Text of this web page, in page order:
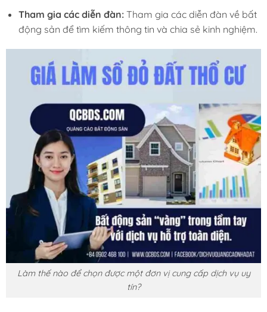
Tham gia các diễn đàn:Tham gia các diễn đàn về bất
động sản để tìm kiếm thông tin và chia sẻ kinh nghiệm.
Làm thế nào để chọn được một đơn vị cung cấp dịch vụ uy
tín?